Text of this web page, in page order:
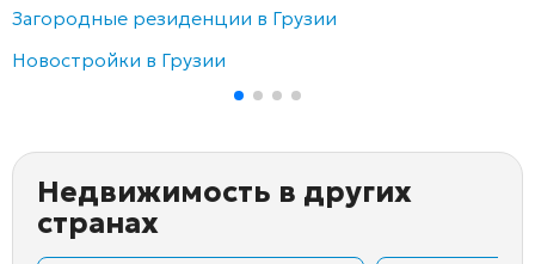
Загородные резиденции в Грузии
Новостройки в Грузии
Недвижимость в других
странах